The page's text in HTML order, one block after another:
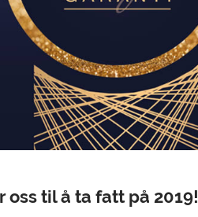
oss til å ta fatt på 2019!